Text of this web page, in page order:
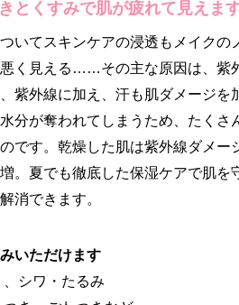
とくすみで肌が疲れて見えま
いてスキンケアの浸透もメイク
く見える……その主な原因は、紫
紫外線に加え、汗も肌ダメージ
分が奪われてしまうため、たく
です。乾燥した肌は紫外線ダメー
。夏でも徹底した保湿ケアで肌
消できます。
いただけます
シワ・たるみ